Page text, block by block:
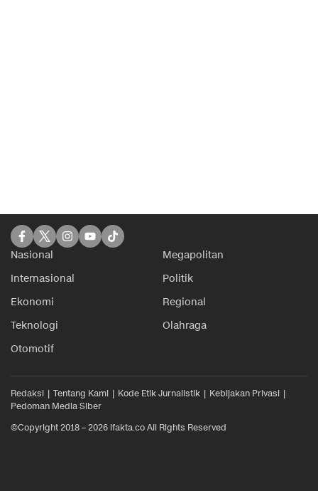
Nasional
Megapolitan
Internasional
Politik
Ekonomi
Regional
Teknologi
Olahraga
Otomotif
Redaksi Tentang Kami Kode Etik Jurnalistik
Kebijakan Privasi
Pedoman Media Siber
©Copyright 2018 – 2026 ifakta.co All Rights Reserved